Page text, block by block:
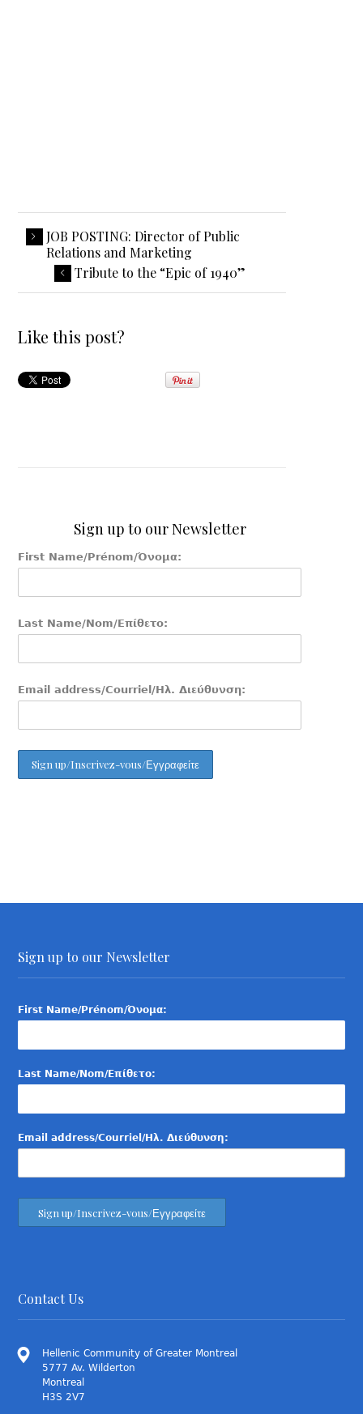
JOB POSTING: Director of Public
Relations and Marketing
Tribute to the “Epic of 1940”
Like this post?
Sign up to our Newsletter
First Name/Prénom/Όνομα:
Last Name/Nom/Επίθετο:
Email address/Courriel/Ηλ. Διεύθυνση:
Sign up to our Newsletter
First Name/Prénom/Όνομα:
Last Name/Nom/Επίθετο:
Email address/Courriel/Ηλ. Διεύθυνση:
Contact Us
Hellenic Community of Greater Montreal
5777 Av. Wilderton
Montreal
H3S 2V7